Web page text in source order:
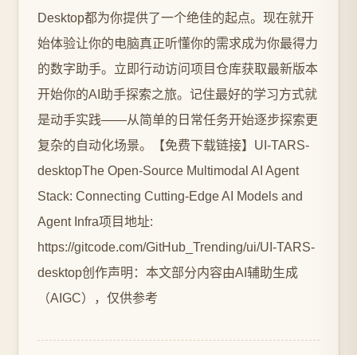
Desktop都为你提供了一个绝佳的起点。现在就开
始体验让你的电脑真正听懂你的需求成为你最得力
的数字助手。立即行动访问项目仓库获取最新版本
开始你的AI助手探索之旅。记住最好的学习方式就
是动手实践——从简单的日常任务开始逐步探索更
复杂的自动化场景。【免费下载链接】UI-TARS-
desktopThe Open-Source Multimodal AI Agent
Stack: Connecting Cutting-Edge AI Models and
Agent Infra项目地址:
https://gitcode.com/GitHub_Trending/ui/UI-TARS-
desktop创作声明：本文部分内容由AI辅助生成
（AIGC），仅供参考